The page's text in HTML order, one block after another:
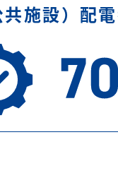
施設） 配